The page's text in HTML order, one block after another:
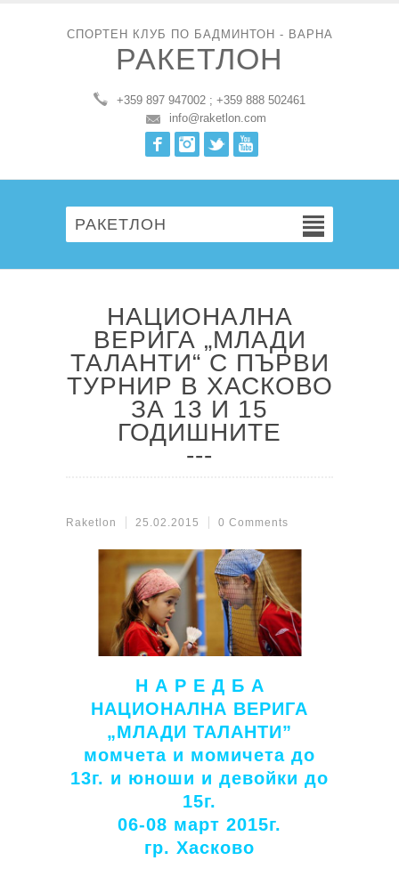
СПОРТЕН КЛУБ ПО БАДМИНТОН - ВАРНА
РАКЕТЛОН
+359 897 947002 ; +359 888 502461
info@raketlon.com
FacebookInstagram
Twitter
РАКЕТЛОН
НАЦИОНАЛНА
ВЕРИГА „МЛАДИ
ТАЛАНТИ“ С ПЪРВИ
ТУРНИР В ХАСКОВО
ЗА 13 И 15
ГОДИШНИТЕ
Raketlon 25.02.2015 0 Comments
Н А Р Е Д Б А
НАЦИОНАЛНА ВЕРИГА
„МЛАДИ ТАЛАНТИ”
момчета и момичета до
13г. и юноши и девойки до
15г.
06-08 март 2015г.
гр. Хасково